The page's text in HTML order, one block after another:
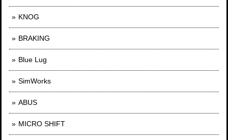
KNOG
BRAKING
Blue Lug
SimWorks
ABUS
MICRO SHIFT